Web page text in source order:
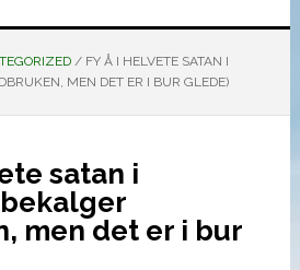
/FY Å I HELVETE SATAN I
MEN DET ER I BUR GLEDE)
satan i
men det er i bur